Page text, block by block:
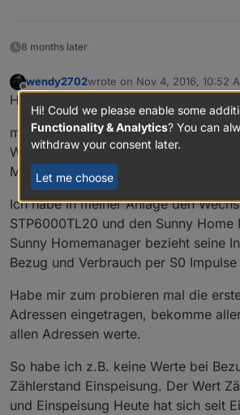
8 months later
Offline
wendy2702wrote on Nov 4, 2016, 10:52
last edited by
Hi,
möchte das Thema noch einmal
Wechselrichter seit einem SW Update
Modbus unterstützt.
Ich habe in meiner Anlage den
STP6000TL20 und den Sunny Home
Sunny Homemanager bezieht seine
Bezug und Verbrauch per S0
Habe mir zum probieren mal die
Adressen eingetragen, bekomme
allen Adressen werte.
So habe ich z.B. keine Werte bei
Zählerstand Einspeisung. Der Wert
und Einspeisung Heute hat sich seit
Hi! Could we please enable some
Functionality & Analytics? You can
withdraw your consent later.
Let me choose